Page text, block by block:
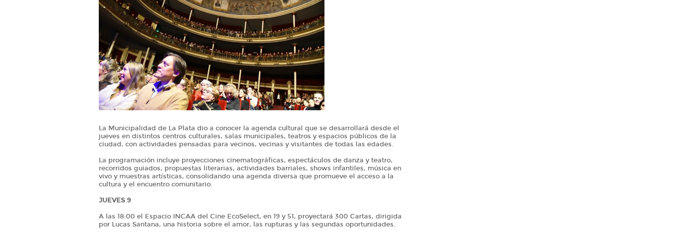
La Municipalidad de La Plata dio a conocer la agenda cultural que se desarrollará desde el
jueves en distintos centros culturales, salas municipales, teatros y espacios públicos de la
ciudad, con actividades pensadas para vecinos, vecinas y visitantes de todas las edades.
La programación incluye proyecciones cinematográficas, espectáculos de danza y teatro,
recorridos guiados, propuestas literarias, actividades barriales, shows infantiles, música en
vivo y muestras artísticas, consolidando una agenda diversa que promueve el acceso a la
cultura y el encuentro comunitario.
JUEVES 9
A las 18:00 el Espacio INCAA del Cine EcoSelect, en 19 y 51, proyectará 300 Cartas, dirigida
por Lucas Santana, una historia sobre el amor, las rupturas y las segundas oportunidades.